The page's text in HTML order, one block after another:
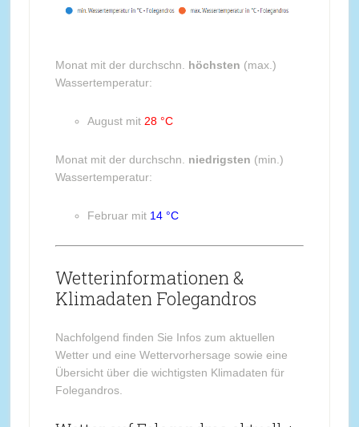
Monat mit der durchschn. höchsten (max.)
Wassertemperatur:
August mit 28 °C
Monat mit der durchschn. niedrigsten (min.)
Wassertemperatur:
Februar mit 14 °C
Wetterinformationen &
Klimadaten Folegandros
Nachfolgend finden Sie Infos zum aktuellen
Wetter und eine Wettervorhersage sowie eine
Übersicht über die wichtigsten Klimadaten für
Folegandros.